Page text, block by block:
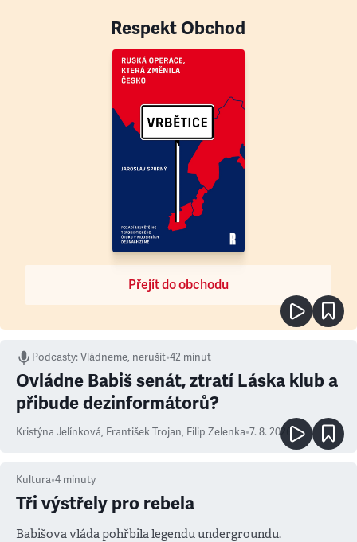
Respekt Obchod
Přejít do obchodu
Podcasty:Vládneme, nerušit•42 minut
Ovládne Babiš senát, ztratí Láska klub a
přibude dezinformátorů?
Kristýna Jelínková, František Trojan, Filip Zelenka•7. 8. 2026
Kultura•4 minuty
Tři výstřely pro rebela
Babišova vláda pohřbila legendu undergroundu.